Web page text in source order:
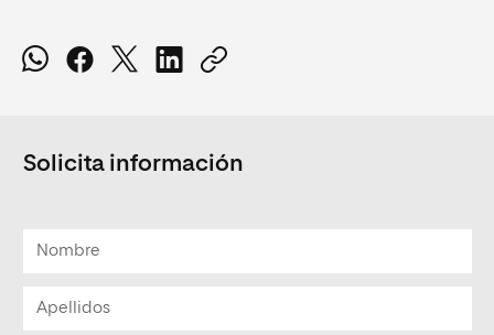
Solicita información